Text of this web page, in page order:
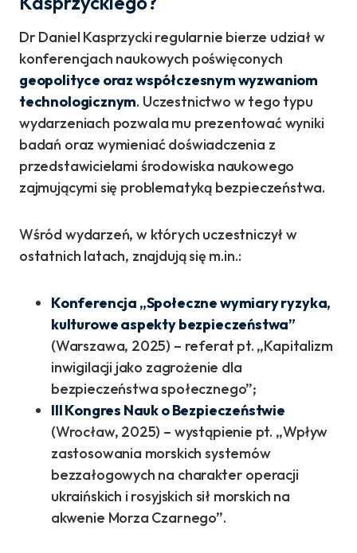
Dr Daniel Kasprzycki regularnie bierze udział w
konferencjach naukowych poświęconych
geopolityce oraz współczesnym wyzwaniom
technologicznym. Uczestnictwo w tego typu
wydarzeniach pozwala mu prezentować wyniki
badań oraz wymieniać doświadczenia z
przedstawicielami środowiska naukowego
zajmującymi się problematyką bezpieczeństwa.
Wśród wydarzeń, w których uczestniczył w
ostatnich latach, znajdują się m.in.:
Konferencja „Społeczne wymiary ryzyka,
kulturowe aspekty bezpieczeństwa”
(Warszawa, 2025) – referat pt. „Kapitalizm
inwigilacji jako zagrożenie dla
bezpieczeństwa społecznego”;
III Kongres Nauk o Bezpieczeństwie
(Wrocław, 2025) – wystąpienie pt. „Wpływ
zastosowania morskich systemów
bezzałogowych na charakter operacji
ukraińskich i rosyjskich sił morskich na
akwenie Morza Czarnego”.